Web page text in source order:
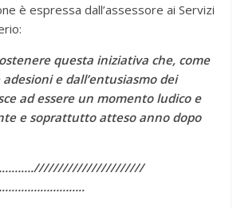
è espressa dall’assessore ai Servizi
questa iniziativa che, come
e dall’entusiasmo dei
ad essere un momento ludico e
e soprattutto atteso anno dopo